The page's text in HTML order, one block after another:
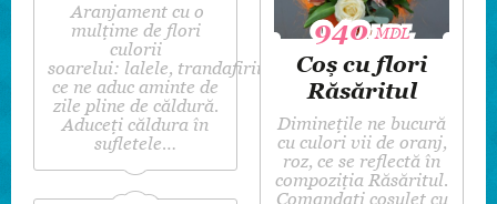
Aranjament cu o
mulțime de flori
culorii
soarelui: lalele, trandafirii, orhidee,
ce ne aduc aminte de
zile pline de căldură.
Aduceți căldura în
sufletele…
940MDL
940MDL
Coș cu flori
Răsăritul
Diminețile ne bucură
cu culori vii de oranj,
roz, ce se reflectă în
compoziția Răsăritul.
Comandați coșuleț cu